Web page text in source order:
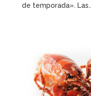
de temporada».